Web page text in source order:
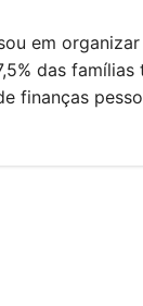
em
das
finanças